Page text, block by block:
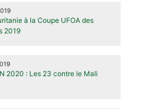
à la Coupe UFOA des
2019
2020 : Les 23 contre le Mali